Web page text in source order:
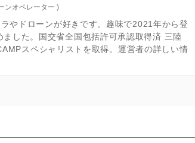
ンオペレーター)
やドローンが好きです。趣味で2021年から登
した。国交省全国包括許可承認取得済 三陸
スペシャリストを取得。運営者の詳しい情